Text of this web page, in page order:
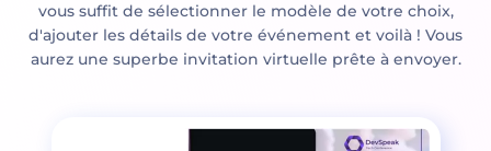
vous suffit de sélectionner le modèle de votre choix,
d'ajouter les détails de votre événement et voilà ! Vous
aurez une superbe invitation virtuelle prête à envoyer.